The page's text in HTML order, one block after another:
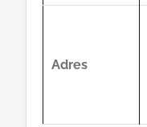
Adres